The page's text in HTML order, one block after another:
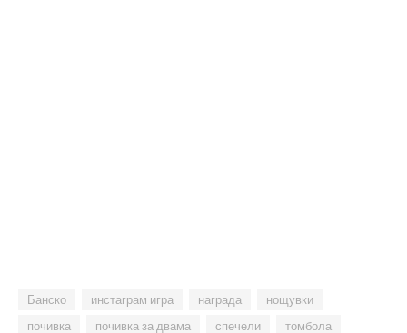
Банско инстаграм игра награда
нощувки
почивка
почивка за двама спечели томбола